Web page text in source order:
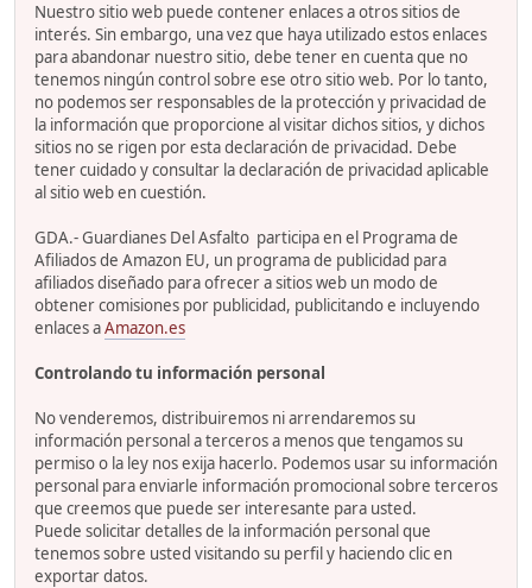
Nuestro sitio web puede contener enlaces a otros sitios de
interés. Sin embargo, una vez que haya utilizado estos enlaces
para abandonar nuestro sitio, debe tener en cuenta que no
tenemos ningún control sobre ese otro sitio web. Por lo tanto,
no podemos ser responsables de la protección y privacidad de
la información que proporcione al visitar dichos sitios, y dichos
sitios no se rigen por esta declaración de privacidad. Debe
tener cuidado y consultar la declaración de privacidad aplicable
al sitio web en cuestión.
GDA.- Guardianes Del Asfalto participa en el Programa de
Afiliados de Amazon EU, un programa de publicidad para
afiliados diseñado para ofrecer a sitios web un modo de
obtener comisiones por publicidad, publicitando e incluyendo
enlaces aAmazon.es
Controlando tu información personal
No venderemos, distribuiremos ni arrendaremos su
información personal a terceros a menos que tengamos su
permiso o la ley nos exija hacerlo. Podemos usar su información
personal para enviarle información promocional sobre terceros
que creemos que puede ser interesante para usted.
Puede solicitar detalles de la información personal que
tenemos sobre usted visitando su perfil y haciendo clic en
exportar datos.